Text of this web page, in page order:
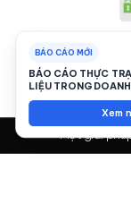
Một giải
BÁO CÁO MỚI
BÁO CÁO THỰC
LIỆU TRONG
Xem